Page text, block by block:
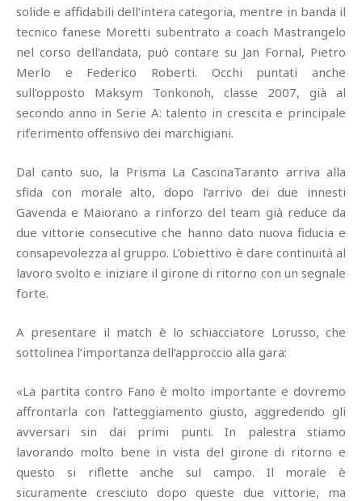
solide e affidabili dell’intera categoria, mentre in banda il
tecnico fanese Moretti subentrato a coach Mastrangelo
nel corso dell’andata, può contare su Jan Fornal, Pietro
Merlo e Federico Roberti. Occhi puntati anche
sull’opposto Maksym Tonkonoh, classe 2007, già al
secondo anno in Serie A: talento in crescita e principale
riferimento offensivo dei marchigiani.
Dal canto suo, la Prisma La CascinaTaranto arriva alla
sfida con morale alto, dopo l’arrivo dei due innesti
Gavenda e Maiorano a rinforzo del team già reduce da
due vittorie consecutive che hanno dato nuova fiducia e
consapevolezza al gruppo. L’obiettivo è dare continuità al
lavoro svolto e iniziare il girone di ritorno con un segnale
forte.
A presentare il match è lo schiacciatore Lorusso, che
sottolinea l’importanza dell’approccio alla gara:
«La partita contro Fano è molto importante e dovremo
affrontarla con l’atteggiamento giusto, aggredendo gli
avversari sin dai primi punti. In palestra stiamo
lavorando molto bene in vista del girone di ritorno e
questo si riflette anche sul campo. Il morale è
sicuramente cresciuto dopo queste due vittorie, ma